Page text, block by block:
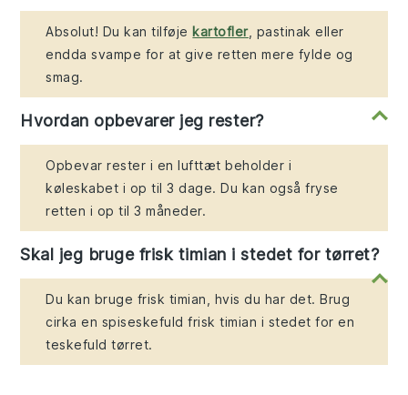
Absolut! Du kan tilføje kartofler, pastinak eller
endda svampe for at give retten mere fylde og
smag.
Hvordan opbevarer jeg rester?
Opbevar rester i en lufttæt beholder i
køleskabet i op til 3 dage. Du kan også fryse
retten i op til 3 måneder.
Skal jeg bruge frisk timian i stedet for tørret?
Du kan bruge frisk timian, hvis du har det. Brug
cirka en spiseskefuld frisk timian i stedet for en
teskefuld tørret.